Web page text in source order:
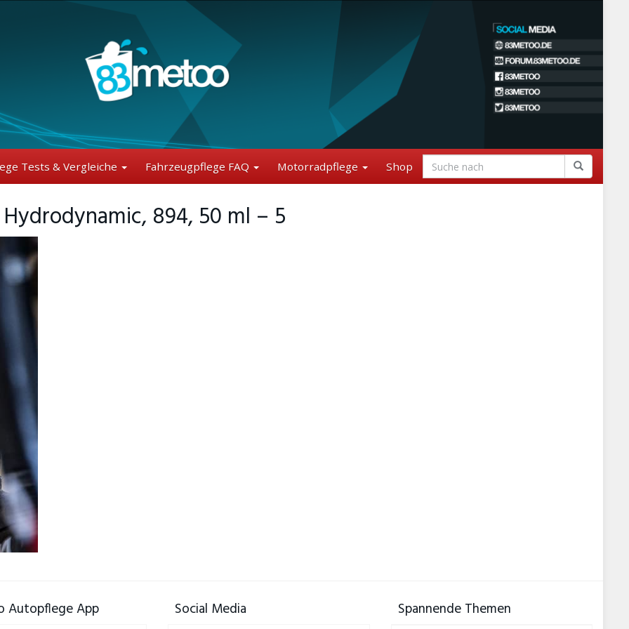
Tests & Vergleiche Fahrzeugpflege FAQ Motorradpflege Shop
894, 50 ml – 5
Autopflege App Social Media Spannende Themen